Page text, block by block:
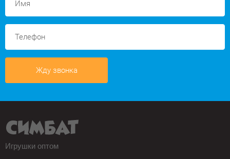
Жду звонка
Игрушки оптом